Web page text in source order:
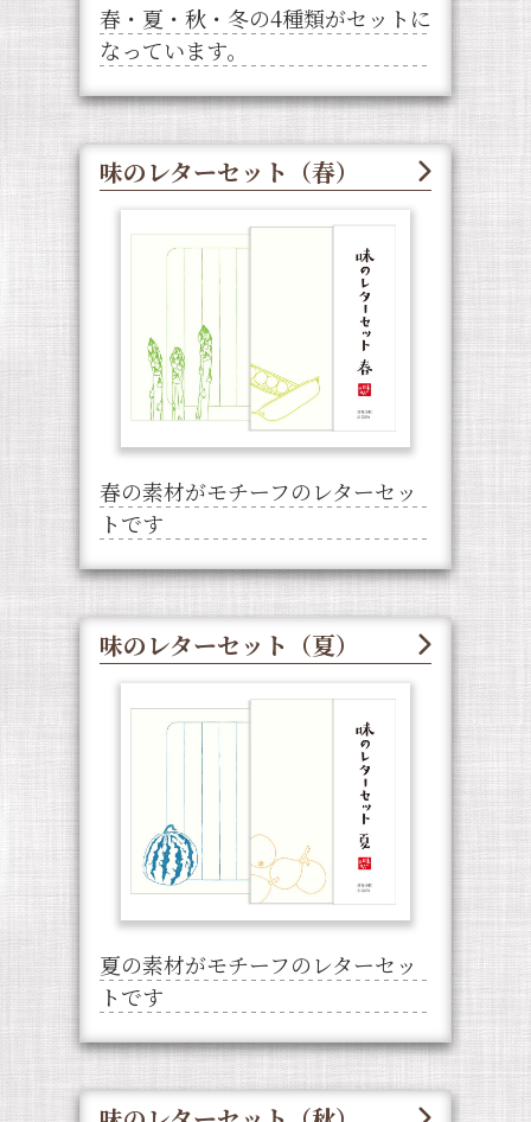
春・夏・秋・冬の4種類がセットに
なっています。
味のレターセット（春）
春の素材がモチーフのレターセッ
トです
味のレターセット（夏）
夏の素材がモチーフのレターセッ
トです